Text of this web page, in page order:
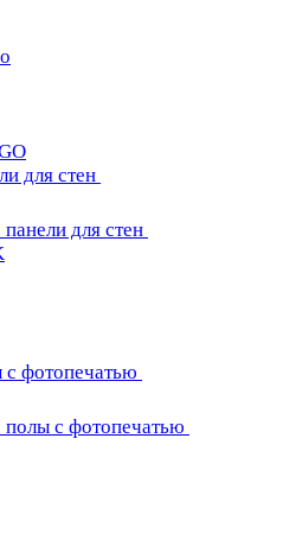
для стен
для стен
фотопечатью
с фотопечатью